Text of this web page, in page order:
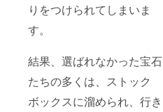
りをつけられてしまいま
す。
結果、選ばれなかった宝石
たちの多くは、ストック
ボックスに溜められ、行き